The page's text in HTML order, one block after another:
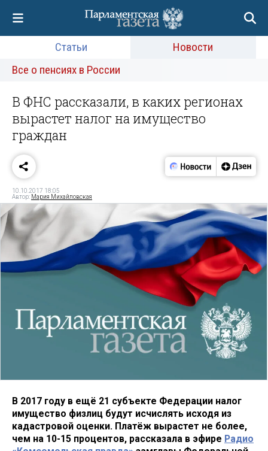
Статьи
Новости
Все о пенсиях в России
В ФНС рассказали, в каких регионах
вырастет налог на имущество
граждан
10.10.2017 18:05
Автор: Мария Михайловская
В 2017 году в ещё 21 субъекте Федерации налог
имущество физлиц будут исчислять исходя из
кадастровой оценки. Платёж вырастет не более,
чем на 10-15 процентов, рассказала в эфире Радио